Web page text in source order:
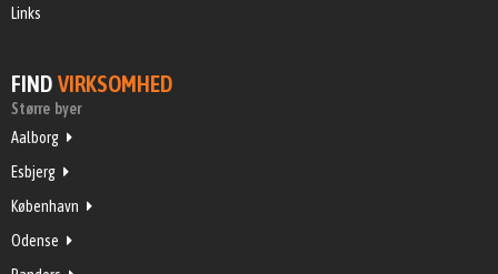
Links
FIND VIRKSOMHED
Større byer
Aalborg
Esbjerg
København
Odense